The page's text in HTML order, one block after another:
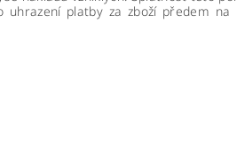
platby za zboží předem na